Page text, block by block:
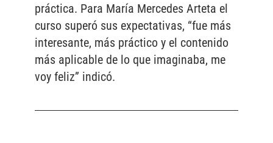
práctica. Para María Mercedes Arteta el
curso superó sus expectativas, “fue más
interesante, más práctico y el contenido
más aplicable de lo que imaginaba, me
voy feliz” indicó.